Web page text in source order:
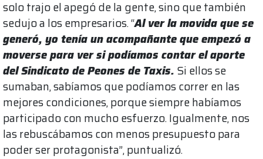
solo trajo el apegó de la gente, sino que también
sedujo a los empresarios. “Al ver la movida que se
generó, yo tenía un acompañante que empezó a
moverse para ver si podíamos contar el aporte
del Sindicato de Peones de Taxis. Si ellos se
sumaban, sabíamos que podíamos correr en las
mejores condiciones, porque siempre habíamos
participado con mucho esfuerzo. Igualmente, nos
las rebuscábamos con menos presupuesto para
poder ser protagonista”, puntualizó.